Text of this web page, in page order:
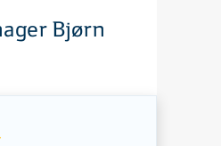
Bjørn